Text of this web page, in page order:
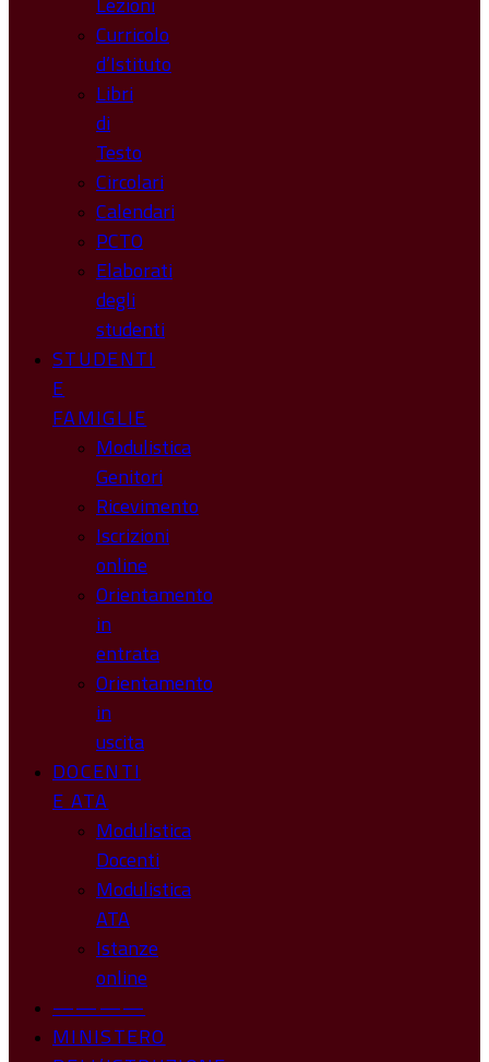
Curricolo
d’Istituto
Libri
di
Testo
Circolari
Calendari
PCTO
Elaborati
degli
studenti
STUDENTI
E
FAMIGLIE
Modulistica
Genitori
Ricevimento
Iscrizioni
online
Orientamento
in
entrata
Orientamento
in
uscita
DOCENTI
E ATA
Modulistica
Docenti
Modulistica
ATA
Istanze
online
————
MINISTERO